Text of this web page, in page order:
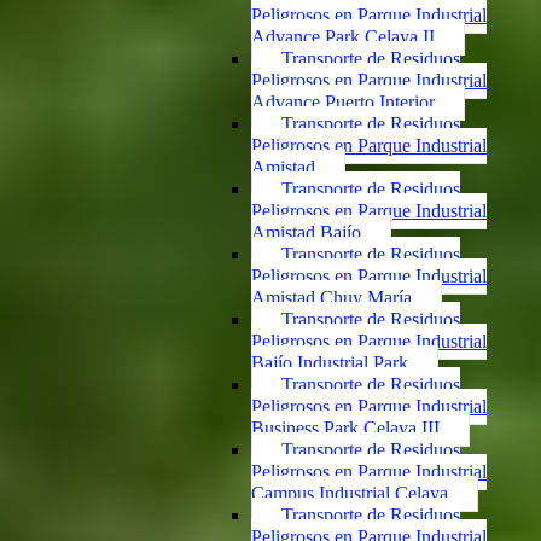
Peligrosos en Parque Industrial
Advance Park Celaya II
Transporte de Residuos
Peligrosos en Parque Industrial
Advance Puerto Interior
Transporte de Residuos
Peligrosos en Parque Industrial
Amistad
Transporte de Residuos
Peligrosos en Parque Industrial
Amistad Bajío
Transporte de Residuos
Peligrosos en Parque Industrial
Amistad Chuy María
Transporte de Residuos
Peligrosos en Parque Industrial
Bajío Industrial Park
Transporte de Residuos
Peligrosos en Parque Industrial
Business Park Celaya III
Transporte de Residuos
Peligrosos en Parque Industrial
Campus Industrial Celaya
Transporte de Residuos
Peligrosos en Parque Industrial